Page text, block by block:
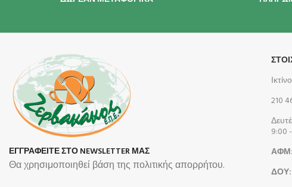
ΕΓΓΡΑΦΕΙΤΕ ΣΤΟ NEWSLETTER ΜΑΣ
Θα χρησιμοποιηθεί βάση της πολιτικής απορρήτου.
210
9:00
ΑΦΜ:
ΔΟΥ: